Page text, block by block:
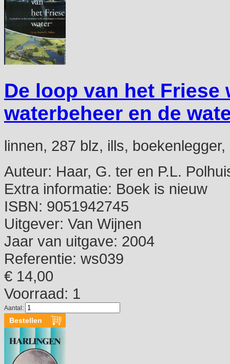
De loop van het Friese
waterbeheer en de
linnen, 287 blz, ills,
Auteur: Haar, G. ter en P.L.
Extra informatie: Boek is nieuw
ISBN: 9051942745
Uitgever: Van Wijnen
Jaar van uitgave: 2004
Referentie: ws039
€ 14,00
Voorraad: 1
Aantal: